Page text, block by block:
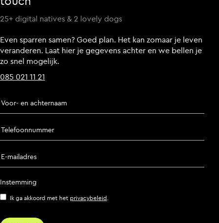
25+ digital natives & 2 lovely dogs
Even sparren samen? Goed plan. Het kan zomaar je leven
veranderen. Laat hier je gegevens achter en we bellen je
zo snel mogelijk.
085 021 11 21
Voor- en achternaam
Telefoonnummer
E-mailadres
Instemming
Ik ga akkoord met het privacybeleid.